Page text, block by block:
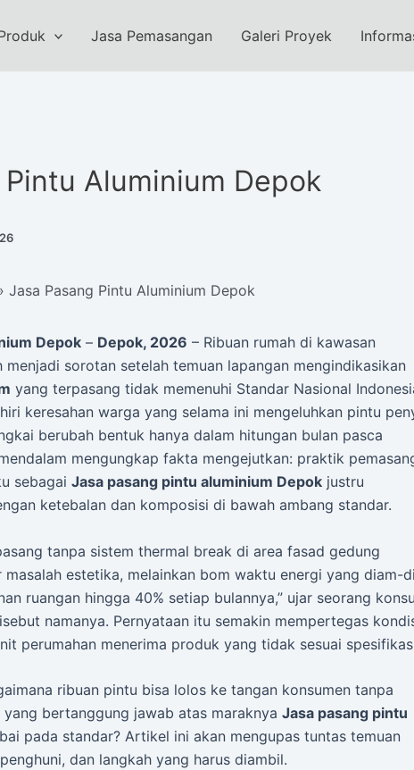
Jasa Pemasangan Galeri Proyek
Aluminium Depok
Jasa Pasang Pintu Aluminium Depok
Depok – Depok, 2026 – Ribuan rumah di kawasan
menjadi sorotan setelah temuan lapangan mengindikasikan
yang terpasang tidak memenuhi Standar Nasional
keresahan warga yang selama ini mengeluhkan pintu
berubah bentuk hanya dalam hitungan bulan pasca
mengungkap fakta mengejutkan: praktik
sebagai Jasa pasang pintu aluminium Depok justru
ketebalan dan komposisi di bawah ambang standar.
tanpa sistem thermal break di area fasad gedung
estetika, melainkan bom waktu energi yang diam-
ruangan hingga 40% setiap bulannya,” ujar seorang
namanya. Pernyataan itu semakin mempertegas
perumahan menerima produk yang tidak sesuai
ribuan pintu bisa lolos ke tangan konsumen tanpa
yang bertanggung jawab atas maraknya Jasa pasang pintu
pada standar? Artikel ini akan mengupas tuntas temuan
dan langkah yang harus diambil.